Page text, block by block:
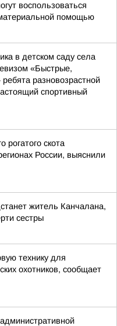
воспользоваться
помощью
в детском саду села
«Быстрые,
разновозрастной
спортивный
рогатого скота
России, выяснили
житель Канчалана,
сестры
технику для
охотников, сообщает